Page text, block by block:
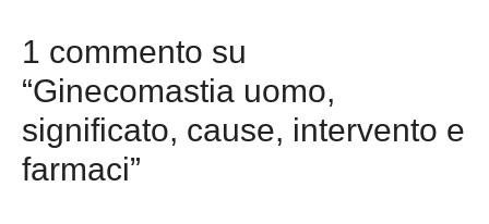
1 commento su
“Ginecomastia uomo,
significato, cause, intervento e
farmaci”